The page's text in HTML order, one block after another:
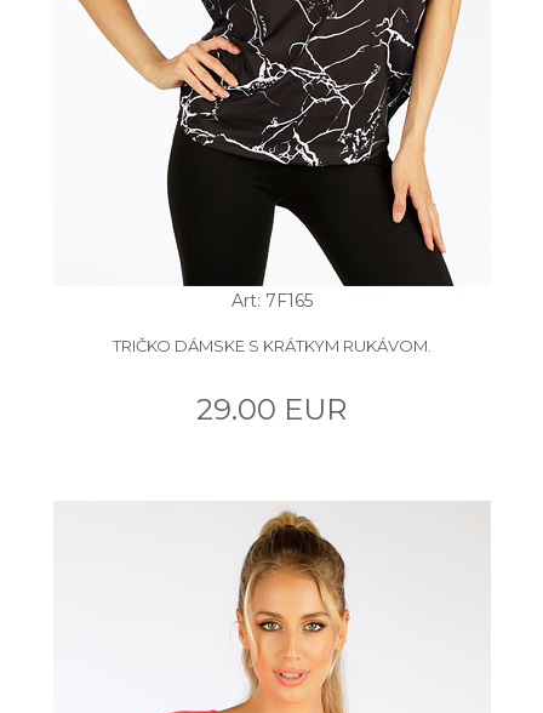
Art: 7F165
TRIČKO DÁMSKE S KRÁTKYM RUKÁVOM.
29.00 EUR